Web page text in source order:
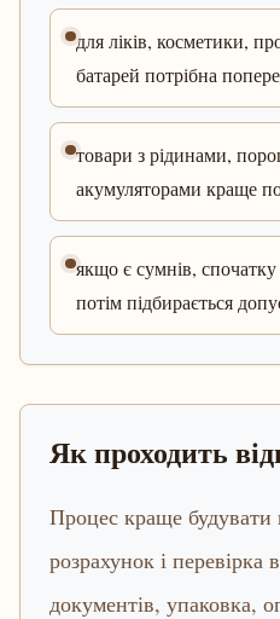
для ліків, косметики,
батарей потрібна
товари з рідинами,
акумуляторами краще
якщо є сумнів,
потім підбирається
Як проходить
Процес краще будувати
розрахунок і перевірка
документів, упаковка,